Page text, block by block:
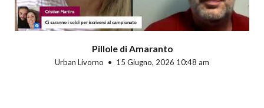
Pillole di Amaranto
Urban Livorno 15 Giugno, 2026 10:48 am